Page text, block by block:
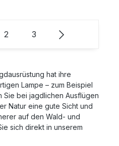
Seite
2 Seite
3
hat ihre
Lampe – zum Beispiel
Sie bei jagdlichen Ausflügen
Natur eine gute Sicht und
auf den Wald- und
sich direkt in unserem